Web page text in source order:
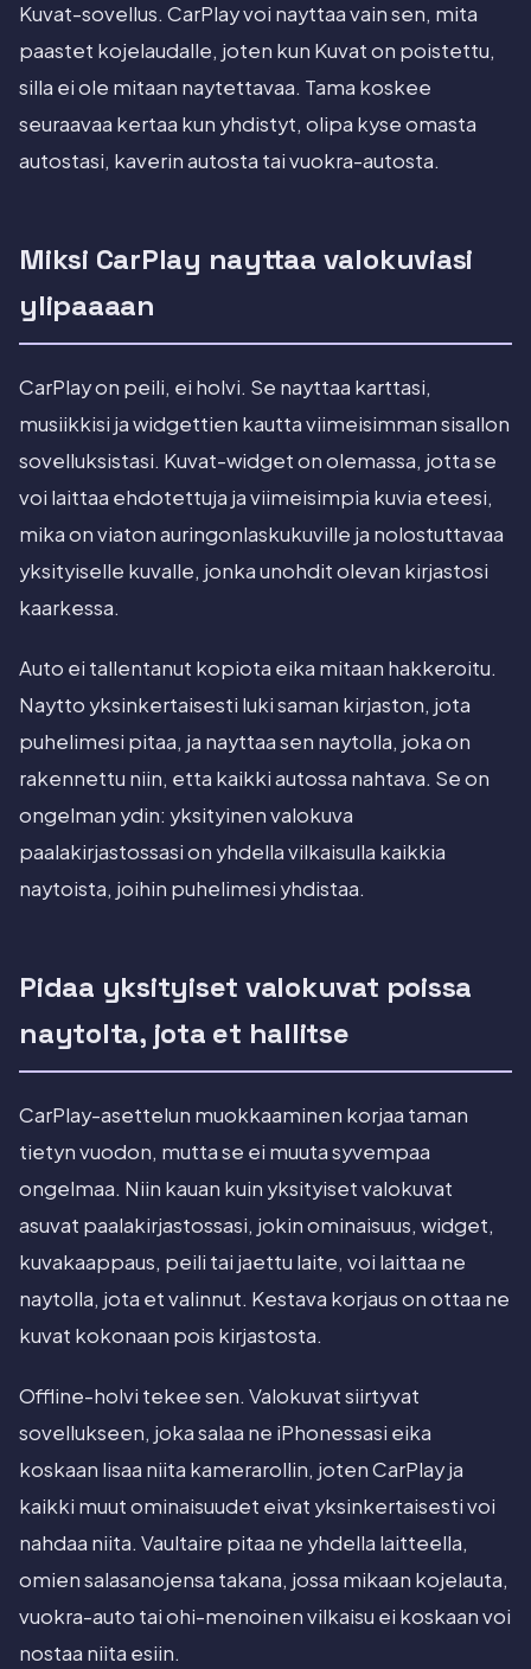
Kuvat-sovellus. CarPlay voi nayttaa vain sen, mita
paastet kojelaudalle, joten kun Kuvat on poistettu,
silla ei ole mitaan naytettavaa. Tama koskee
seuraavaa kertaa kun yhdistyt, olipa kyse omasta
autostasi, kaverin autosta tai vuokra-autosta.
Miksi CarPlay nayttaa valokuviasi
ylipaaaan
CarPlay on peili, ei holvi. Se nayttaa karttasi,
musiikkisi ja widgettien kautta viimeisimman sisallon
sovelluksistasi. Kuvat-widget on olemassa, jotta se
voi laittaa ehdotettuja ja viimeisimpia kuvia eteesi,
mika on viaton auringonlaskukuville ja nolostuttavaa
yksityiselle kuvalle, jonka unohdit olevan kirjastosi
kaarkessa.
Auto ei tallentanut kopiota eika mitaan hakkeroitu.
Naytto yksinkertaisesti luki saman kirjaston, jota
puhelimesi pitaa, ja nayttaa sen naytolla, joka on
rakennettu niin, etta kaikki autossa nahtava. Se on
ongelman ydin: yksityinen valokuva
paalakirjastossasi on yhdella vilkaisulla kaikkia
naytoista, joihin puhelimesi yhdistaa.
Pidaa yksityiset valokuvat poissa
naytolta, jota et hallitse
CarPlay-asettelun muokkaaminen korjaa taman
tietyn vuodon, mutta se ei muuta syvempaa
ongelmaa. Niin kauan kuin yksityiset valokuvat
asuvat paalakirjastossasi, jokin ominaisuus, widget,
kuvakaappaus, peili tai jaettu laite, voi laittaa ne
naytolla, jota et valinnut. Kestava korjaus on ottaa ne
kuvat kokonaan pois kirjastosta.
Offline-holvi tekee sen. Valokuvat siirtyvat
sovellukseen, joka salaa ne iPhonessasi eika
koskaan lisaa niita kamerarollin, joten CarPlay ja
kaikki muut ominaisuudet eivat yksinkertaisesti voi
nahdaa niita. Vaultaire pitaa ne yhdella laitteella,
omien salasanojensa takana, jossa mikaan kojelauta,
vuokra-auto tai ohi-menoinen vilkaisu ei koskaan voi
nostaa niita esiin.